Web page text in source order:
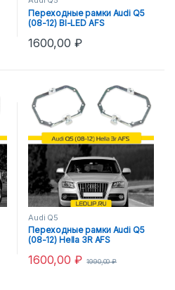
Переходные рамки Audi Q5
(08-12) BI-LED AFS
1600,00 ₽
Audi Q5
Переходные рамки Audi Q5
(08-12) Hella 3R AFS
1600,00 ₽ 1990,00₽